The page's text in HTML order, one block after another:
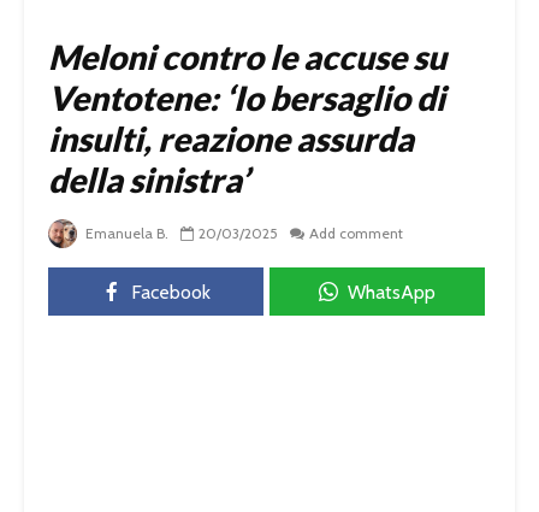
Meloni contro le accuse su
Ventotene: ‘Io bersaglio di
insulti, reazione assurda
della sinistra’
Emanuela B. 20/03/2025 Add comment
Facebook WhatsApp